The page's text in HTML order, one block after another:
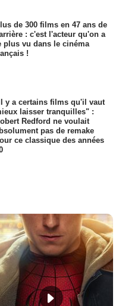
de 300 films en 47 ans de
: c'est l'acteur qu'on a
plus vu dans le cinéma
!
y a certains films qu'il vaut
laisser tranquilles" :
Redford ne voulait
pas de remake
ce classique des années